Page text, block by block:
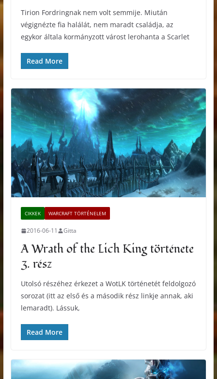
Tirion Fordringnak nem volt semmije. Miután
végignézte fia halálát, nem maradt családja, az
egykor általa kormányzott várost lerohanta a Scarlet
Read More
CIKKEK WARCRAFT TÖRTÉNELEM
2016-06-11 Gitta
A Wrath of the Lich King története
3. rész
Utolsó részéhez érkezet a WotLK történetét feldolgozó
sorozat (itt az első és a második rész linkje annak, aki
lemaradt). Lássuk,
Read More